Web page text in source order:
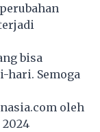
bisa
hari. Semoga
oleh
2024